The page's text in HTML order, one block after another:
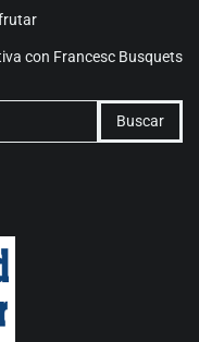
con Francesc Busquets